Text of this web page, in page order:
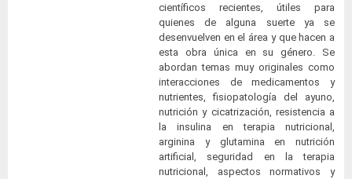
científicos recientes, útiles para
quienes de alguna suerte ya se
desenvuelven en el área y que hacen a
esta obra única en su género. Se
abordan temas muy originales como
interacciones de medicamentos y
nutrientes, fisiopatología del ayuno,
nutrición y cicatrización, resistencia a
la insulina en terapia nutricional,
arginina y glutamina en nutrición
artificial, seguridad en la terapia
nutricional, aspectos normativos y